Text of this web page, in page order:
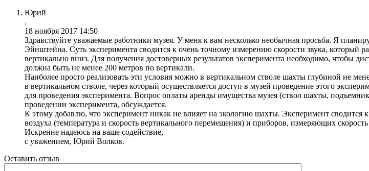
Юрий
.
18 ноября 2017 14:50
Здравствуйте уважаемые работники музея. У меня к вам несколько необычная просьба. Я
Эйнштейна. Суть эксперимента сводится к очень точному измерению скорости звука, который
вертикально вниз. Для получения достоверных результатов эксперимента необходимо, чтобы
должна быть не менее 200 метров по вертикали.
Наиболее просто реализовать эти условия можно в вертикальном стволе шахты глубиной не
в вертикальном стволе, через который осуществляется доступ в музей проведение этого
для проведения эксперимента. Вопрос оплаты аренды имущества музея (ствол шахты,
проведении эксперимента, обсуждается.
К этому добавлю, что эксперимент никак не влияет на экологию шахты. Эксперимент
воздуха (температура и скорость вертикального перемещения) и приборов, измеряющих скорость
Искренне надеюсь на ваше содействие,
с уважением, Юрий Волков.
Оставить отзыв